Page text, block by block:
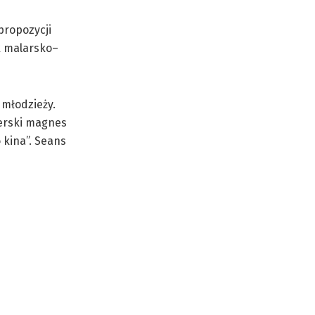
malarsko–
magnes
Seans